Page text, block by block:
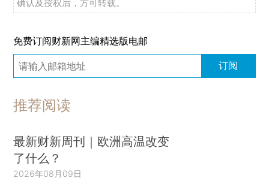
确认及授权后，方可转载。
免费订阅财新网主编精选版电邮
订阅
推荐阅读
最新财新周刊｜欧洲高温改变
了什么？
2026年08月09日